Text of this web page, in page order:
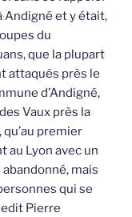
Andigné et y était,
du
que la plupart
attaqués près le
d’Andigné,
Vaux près la
qu’au premier
au Lyon avec un
mais
qui se
Pierre